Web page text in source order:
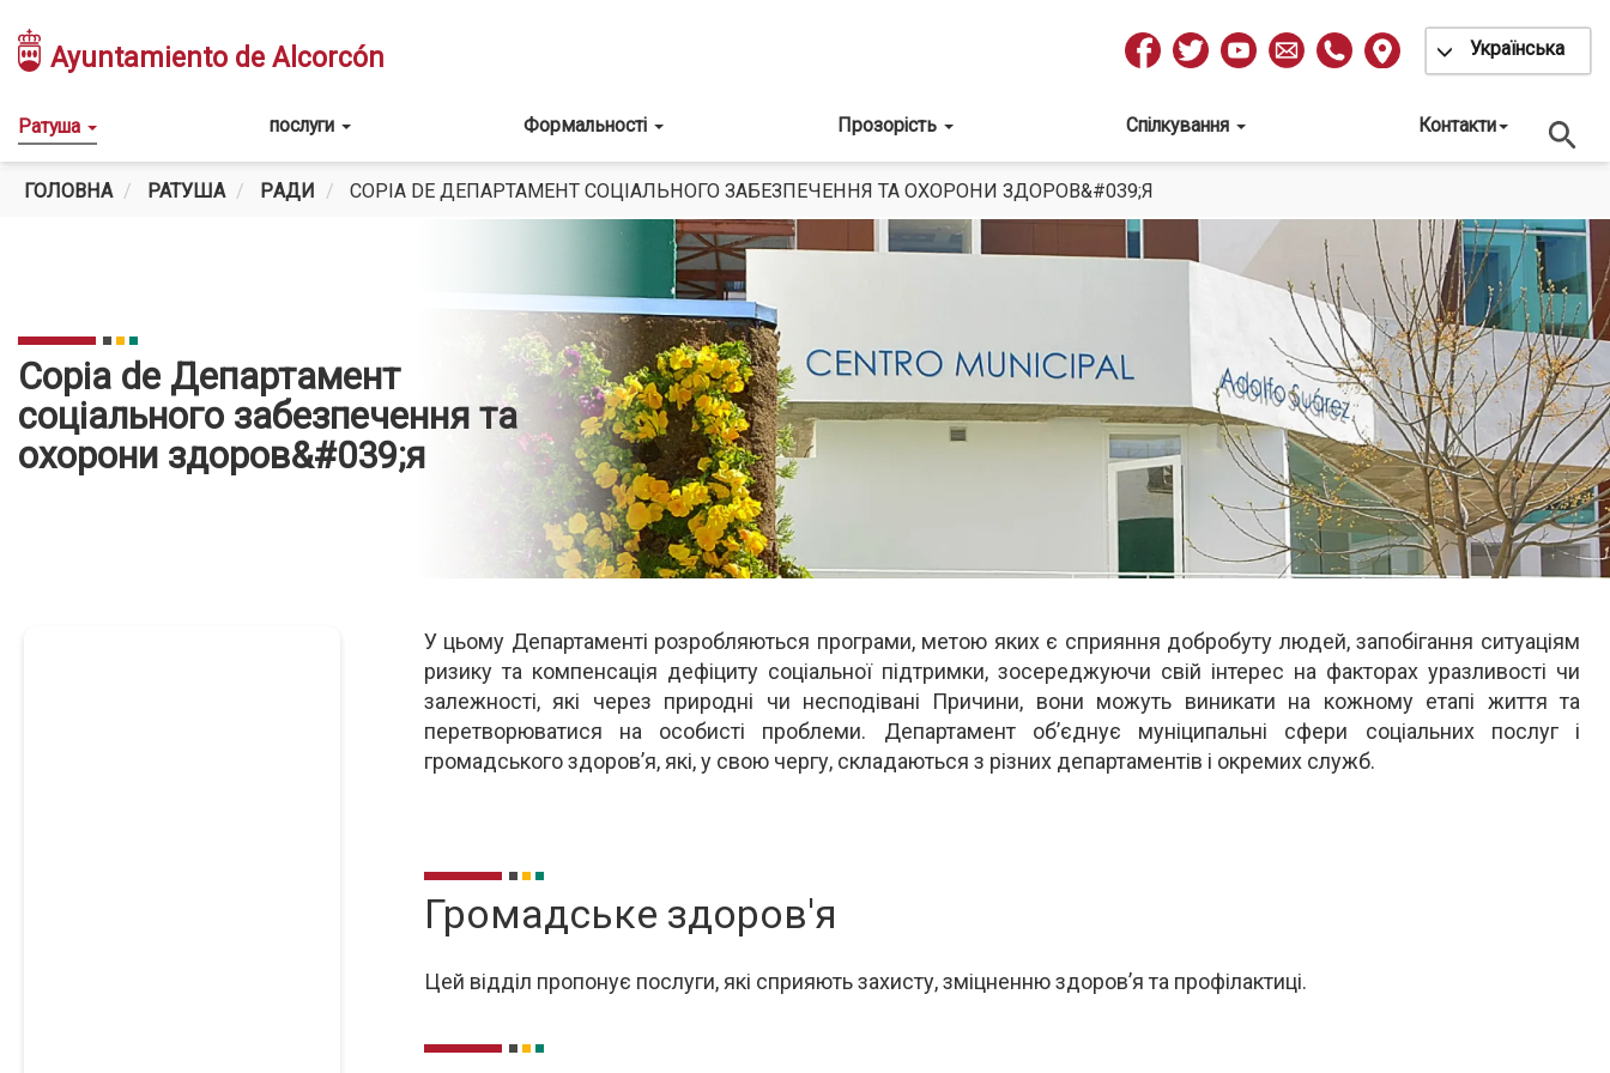
до
основного
Ayuntamiento de Alcorcón
Redes
Sociales
Українська
Toggle
Main
navigation
Ратуша послуги Формальності Прозорість Спілкування Контакти
ГОЛОВНА РАТУША PАДИ COPIA DE ДЕПАРТАМЕНТ СОЦІАЛЬНОГО ЗАБЕЗПЕЧЕННЯ ТА ОХОРОНИ ЗДОРОВ&#039;Я
Copia de Департамент
соціального забезпечення та
охорони здоров&#039;я
Опис
У цьому Департаменті розробляються програми, метою яких є сприяння добробуту людей, запобігання ситуаціям
ризику та компенсація дефіциту соціальної підтримки, зосереджуючи свій інтерес на факторах уразливості чи
залежності, які через природні чи несподівані Причини, вони можуть виникати на кожному етапі життя та
перетворюватися на особисті проблеми. Департамент об’єднує муніципальні сфери соціальних послуг і
громадського здоров’я, які, у свою чергу, складаються з різних департаментів і окремих служб.
Громадське здоров'я
Цей відділ пропонує послуги, які сприяють захисту, зміцненню здоров’я та профілактиці.